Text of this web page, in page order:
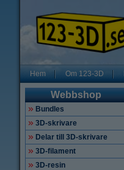
Hem Om 123-3D
Webbshop
Bundles
3D-skrivare
Delar till 3D-skrivare
3D-filament
3D-resin